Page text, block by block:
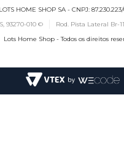
LOTS HOME SHOP SA - CNPJ:
93270-010 ©
Rod. Pista Lateral Br-
Lots Home Shop - Todos os direitos